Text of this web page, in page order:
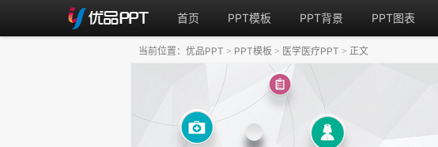
首页 PPT模板 PPT背景 PPT图表
当前位置： 优品PPT > PPT模板 > 医学医疗PPT > 正文